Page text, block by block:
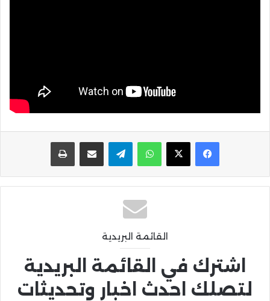
واتساب تيلقرام مشاركة عبر البريد
القائمة البريدية
اشترك في القائمة البريدية
لتصلك احدث اخبار وتحديثات